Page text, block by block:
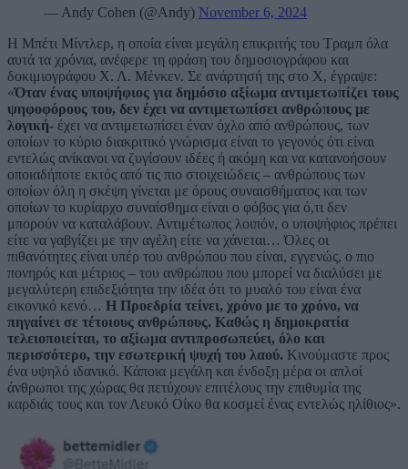
— Andy Cohen (@Andy) November 6, 2024
Η Μπέτι Μίντλερ, η οποία είναι μεγάλη επικριτής του Τραμπ όλα
αυτά τα χρόνια, ανέφερε τη φράση του δημοσιογράφου και
δοκιμιογράφου Χ. Λ. Μένκεν. Σε ανάρτησή της στο X, έγραψε:
«Όταν ένας υποψήφιος για δημόσιο αξίωμα αντιμετωπίζει τους
ψηφοφόρους του, δεν έχει να αντιμετωπίσει ανθρώπους με
λογική- έχει να αντιμετωπίσει έναν όχλο από ανθρώπους, των
οποίων το κύριο διακριτικό γνώρισμα είναι το γεγονός ότι είναι
εντελώς ανίκανοι να ζυγίσουν ιδέες ή ακόμη και να κατανοήσουν
οποιαδήποτε εκτός από τις πιο στοιχειώδεις – ανθρώπους των
οποίων όλη η σκέψη γίνεται με όρους συναισθήματος και των
οποίων το κυρίαρχο συναίσθημα είναι ο φόβος για ό,τι δεν
μπορούν να καταλάβουν. Αντιμέτωπος λοιπόν, ο υποψήφιος πρέπει
είτε να γαβγίζει με την αγέλη είτε να χάνεται… Όλες οι
πιθανότητες είναι υπέρ του ανθρώπου που είναι, εγγενώς, ο πιο
πονηρός και μέτριος – του ανθρώπου που μπορεί να διαλύσει με
μεγαλύτερη επιδεξιότητα την ιδέα ότι το μυαλό του είναι ένα
εικονικό κενό… Η Προεδρία τείνει, χρόνο με το χρόνο, να
πηγαίνει σε τέτοιους ανθρώπους. Καθώς η δημοκρατία
τελειοποιείται, το αξίωμα αντιπροσωπεύει, όλο και
περισσότερο, την εσωτερική ψυχή του λαού. Κινούμαστε προς
ένα υψηλό ιδανικό. Κάποια μεγάλη και ένδοξη μέρα οι απλοί
άνθρωποι της χώρας θα πετύχουν επιτέλους την επιθυμία της
καρδιάς τους και τον Λευκό Οίκο θα κοσμεί ένας εντελώς ηλίθιος».